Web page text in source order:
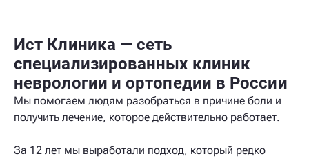
Ист Клиника — сеть
специализированных клиник
неврологии и ортопедии в России
Мы помогаем людям разобраться в причине боли и
получить лечение, которое действительно работает.
За 12 лет мы выработали подход, который редко